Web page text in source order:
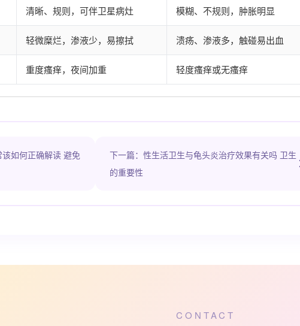
清晰、规则，可伴卫星病灶 模糊、不规则，肿胀明显
轻微糜烂，渗液少，易擦拭 溃疡、渗液多，触碰易出血
重度瘙痒，夜间加重 轻度瘙痒或无瘙痒
该如何正确解读 避免
下一篇：性生活卫生与龟头炎治疗效果有关吗 卫生
的重要性
CONTACT